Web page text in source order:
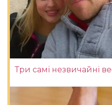
Три самі незвичайні